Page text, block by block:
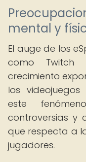
mental y
El auge de los
como Twitch
crecimiento
los videojuegos
este
controversias y
que respecta a
jugadores.